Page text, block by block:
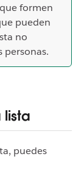
formen
pueden
no
personas.
lista
puedes